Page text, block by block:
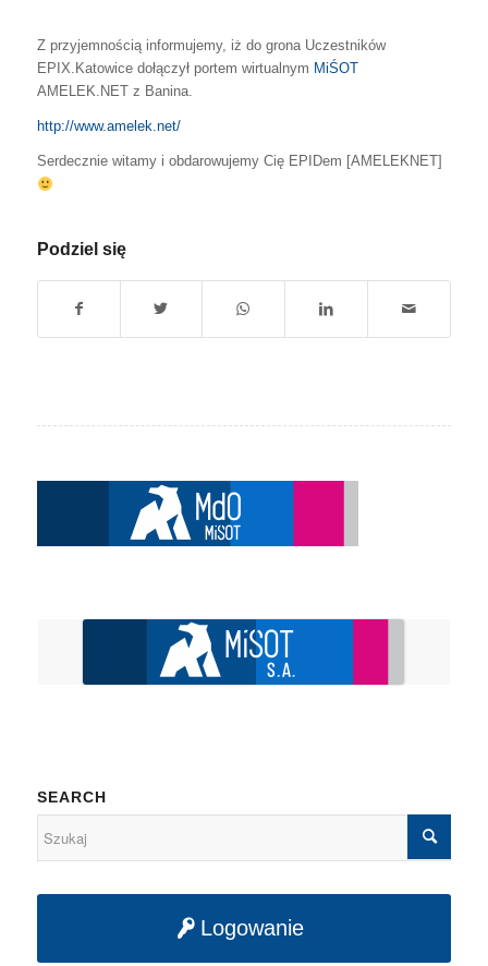
Z przyjemnością informujemy, iż do grona Uczestników
EPIX.Katowice dołączył portem wirtualnym MiŚOT
AMELEK.NET z Banina.
http://www.amelek.net/
Serdecznie witamy i obdarowujemy Cię EPIDem [AMELEKNET]
Podziel się
SEARCH
Logowanie